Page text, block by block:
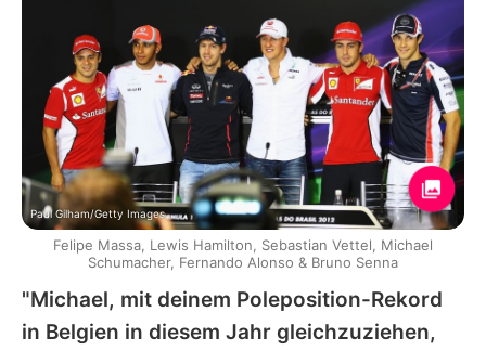
"Michael, mit deinem Poleposition-Rekord
in Belgien in diesem Jahr gleichzuziehen,
Paul Gilham/Getty Images
Felipe Massa, Lewis Hamilton, Sebastian Vettel, Michael
Schumacher, Fernando Alonso & Bruno Senna